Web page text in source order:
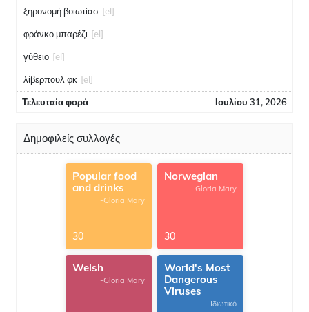
ξηρονομή βοιωτίασ [el]
φράνκο μπαρέζι [el]
γύθειο [el]
λίβερπουλ φκ [el]
Τελευταία φορά Ιουλίου 31, 2026
Δημοφιλείς συλλογές
Popular food
and drinks
-Gloria Mary
30
Norwegian
-Gloria Mary
30
Welsh
-Gloria Mary
World's Most
Dangerous
Viruses
-Ιδιωτικό